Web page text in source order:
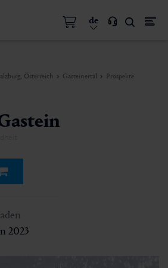
de
Österreich Gasteinertal Prospekte
2023